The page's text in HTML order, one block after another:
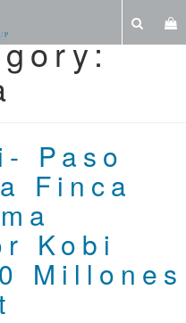
Paso
Finca
Kobi
Millones